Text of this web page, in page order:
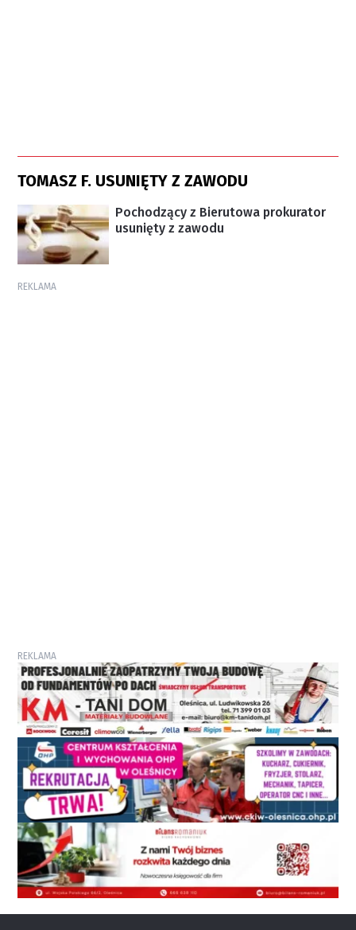
TOMASZ F. USUNIĘTY Z ZAWODU
Pochodzący z Bierutowa prokurator
usunięty z zawodu
REKLAMA
REKLAMA